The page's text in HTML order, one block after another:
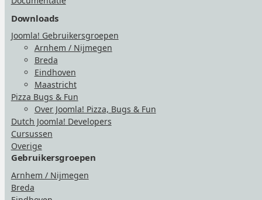
Downloads
Joomla! Gebruikersgroepen
Arnhem / Nijmegen
Breda
Eindhoven
Maastricht
Pizza Bugs & Fun
Over Joomla! Pizza, Bugs & Fun
Dutch Joomla! Developers
Cursussen
Overige
Gebruikersgroepen
Arnhem / Nijmegen
Breda